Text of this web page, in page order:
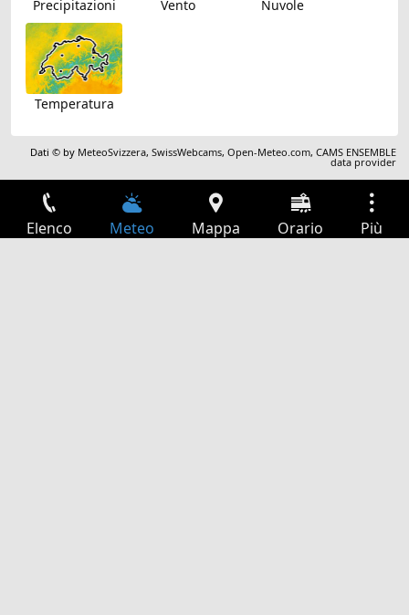
Precipitazioni Vento Nuvole
Temperatura
Dati © by MeteoSvizzera,SwissWebcams,Open-Meteo.com,CAMS ENSEMBLE
data provider
Elenco Meteo Mappa Orario Più